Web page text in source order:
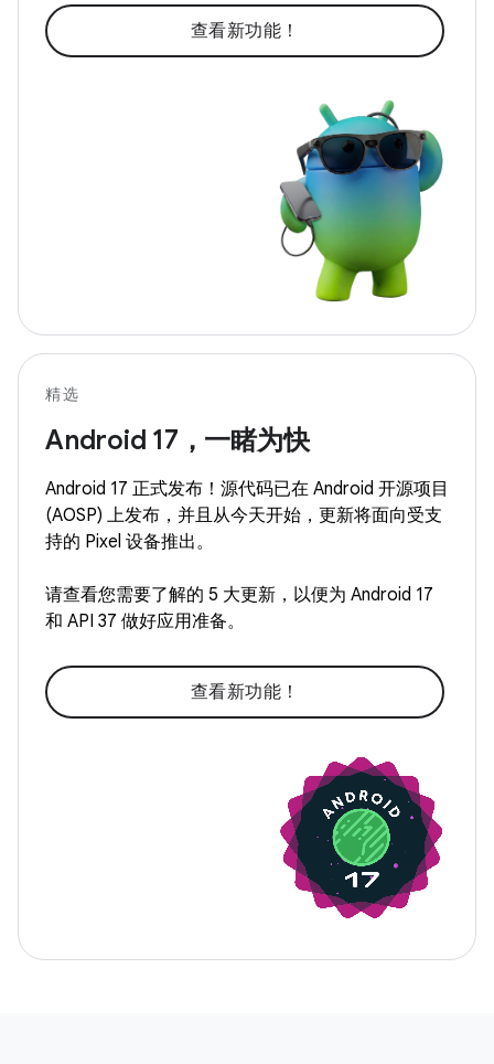
查看新功能！
精选
Android 17，一睹为快
Android 17 正式发布！源代码已在 Android 开源项目
(AOSP) 上发布，并且从今天开始，更新将面向受支
持的 Pixel 设备推出。
请查看您需要了解的 5 大更新，以便为 Android 17
和 API 37 做好应用准备。
查看新功能！